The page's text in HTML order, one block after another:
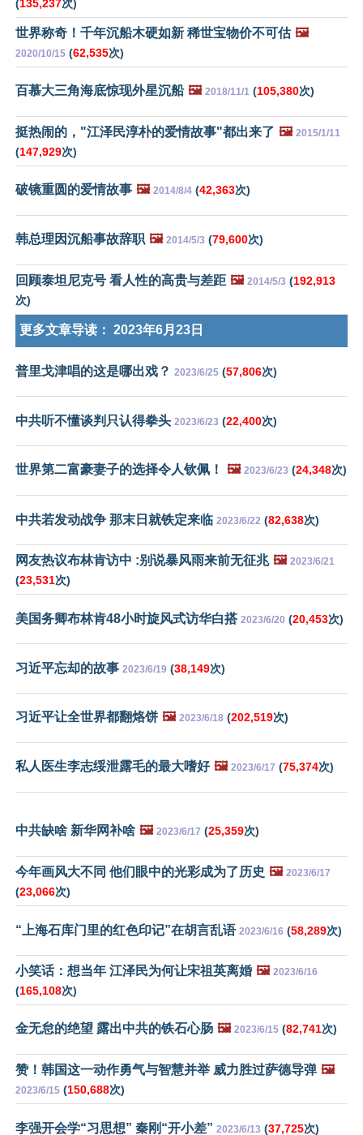
(135,237次)
世界称奇！千年沉船木硬如新 稀世宝物价不可估 🖼️
2020/10/15 (62,535次)
百慕大三角海底惊现外星沉船 🖼️ 2018/11/1 (105,380次)
挺热闹的，"江泽民淳朴的爱情故事"都出来了 🖼️ 2015/1/11
(147,929次)
破镜重圆的爱情故事 🖼️ 2014/8/4 (42,363次)
韩总理因沉船事故辞职 🖼️ 2014/5/3 (79,600次)
回顾泰坦尼克号 看人性的高贵与差距 🖼️ 2014/5/3 (192,913
次)
更多文章导读： 2023年6月23日
普里戈津唱的这是哪出戏？ 2023/6/25 (57,806次)
中共听不懂谈判只认得拳头 2023/6/23 (22,400次)
世界第二富豪妻子的选择令人钦佩！ 🖼️ 2023/6/23 (24,348次)
中共若发动战争 那末日就铁定来临 2023/6/22 (82,638次)
网友热议布林肯访中 :别说暴风雨来前无征兆 🖼️ 2023/6/21
(23,531次)
美国务卿布林肯48小时旋风式访华白搭 2023/6/20 (20,453次)
习近平忘却的故事 2023/6/19 (38,149次)
习近平让全世界都翻烙饼 🖼️ 2023/6/18 (202,519次)
私人医生李志绥泄露毛的最大嗜好 🖼️ 2023/6/17 (75,374次)
中共缺啥 新华网补啥 🖼️ 2023/6/17 (25,359次)
今年画风大不同 他们眼中的光彩成为了历史 🖼️ 2023/6/17
(23,066次)
“上海石库门里的红色印记”在胡言乱语 2023/6/16 (58,289次)
小笑话：想当年 江泽民为何让宋祖英离婚 🖼️ 2023/6/16
(165,108次)
金无怠的绝望 露出中共的铁石心肠 🖼️ 2023/6/15 (82,741次)
赞！韩国这一动作勇气与智慧并举 威力胜过萨德导弹 🖼️
2023/6/15 (150,688次)
李强开会学“习思想” 秦刚“开小差” 2023/6/13 (37,725次)